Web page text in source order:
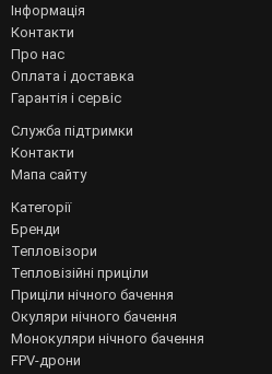
Інформація
Контакти
Про нас
Оплата і доставка
Гарантія і сервіс
Служба підтримки
Контакти
Мапа сайту
Категорії
Бренди
Тепловізори
Тепловізійні приціли
Приціли нічного бачення
Окуляри нічного бачення
Монокуляри нічного бачення
FPV-дрони